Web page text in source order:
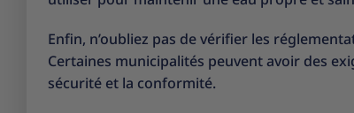
Enfin, n’oubliez pas de vérifier les
Certaines municipalités peuvent avoir des
sécurité et la conformité.